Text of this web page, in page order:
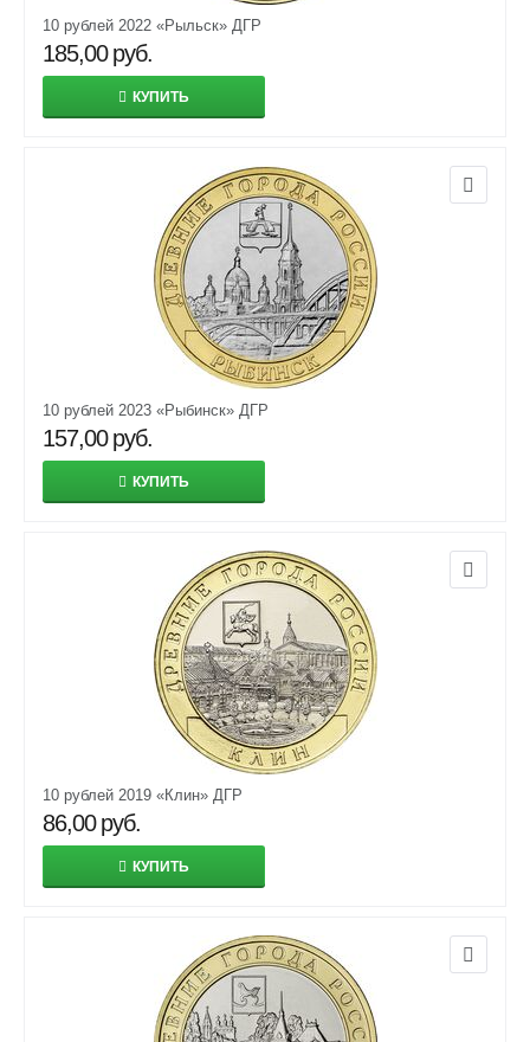
10 рублей 2022 «Рыльск» ДГР
185,00 руб.
КУПИТЬ
10 рублей 2023 «Рыбинск» ДГР
157,00 руб.
КУПИТЬ
10 рублей 2019 «Клин» ДГР
86,00 руб.
КУПИТЬ